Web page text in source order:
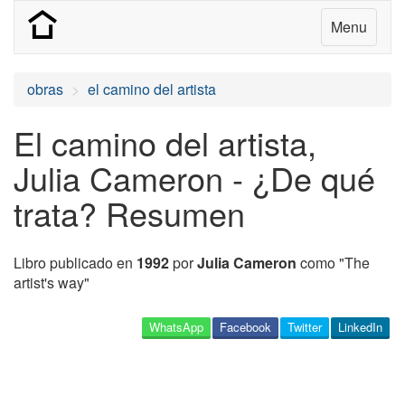
Menu
obras el camino del artista
El camino del artista,
Julia Cameron - ¿De qué
trata? Resumen
Libro publicado en 1992porJulia Cameron como "The
artist's way"
LinkedIn
Twitter
Facebook
WhatsApp